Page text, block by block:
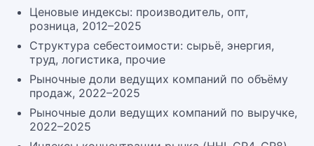
Ценовые индексы: производитель, опт,
розница, 2012–2025
Структура себестоимости: сырьё, энергия,
труд, логистика, прочие
Рыночные доли ведущих компаний по объёму
продаж, 2022–2025
Рыночные доли ведущих компаний по выручке,
2022–2025